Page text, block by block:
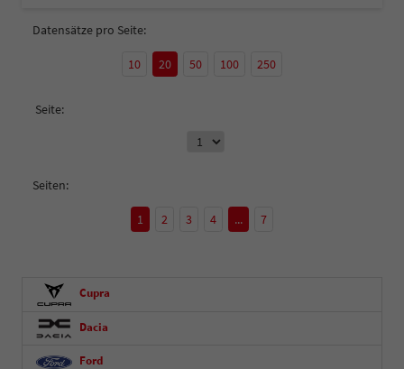
Datensätze pro Seite:
10 20 50 100 250
Seite:
Seiten:
1 2 3 4 ... 7
Cupra
Dacia
Ford